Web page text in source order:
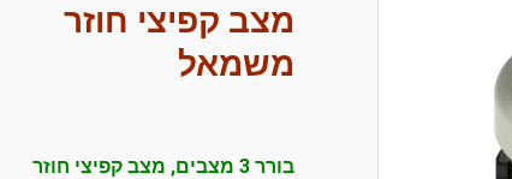
מצב קפיצי חוזר
משמאל
בורר 3 מצבים, מצב קפיצי חוזר